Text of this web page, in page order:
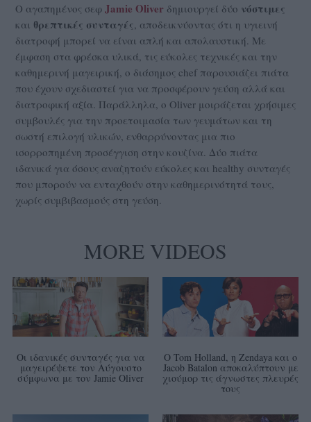
Ο αγαπημένος σεφ Jamie Oliver δημιουργεί δύο νόστιμες
και θρεπτικές συνταγές, αποδεικνύοντας ότι η υγιεινή
διατροφή μπορεί να είναι απλή και απολαυστική. Με
έμφαση στα φρέσκα υλικά, τις εύκολες τεχνικές και την
καθημερινή μαγειρική, ο διάσημος chef παρουσιάζει πιάτα
που έχουν σχεδιαστεί για να προσφέρουν γεύση αλλά και
διατροφική αξία. Παράλληλα, ο Oliver μοιράζεται χρήσιμες
συμβουλές για την προετοιμασία των γευμάτων και τη
σωστή επιλογή υλικών, ενθαρρύνοντας μια πιο
ισορροπημένη προσέγγιση στην κουζίνα. Δύο πιάτα
ιδανικά για όσους αναζητούν εύκολες και healthy συνταγές
που μπορούν να ενταχθούν στην καθημερινότητά τους,
χωρίς συμβιβασμούς στη γεύση.
MORE VIDEOS
Οι ιδανικές συνταγές για να
μαγειρέψετε τον Αύγουστο
σύμφωνα με τον Jamie Oliver
Ο Tom Holland, η Zendaya και ο
Jacob Batalon αποκαλύπτουν με
χιούμορ τις άγνωστες πλευρές
τους